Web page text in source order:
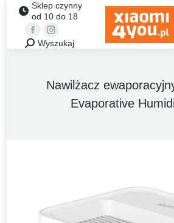
Sklep czynny
od 10 do 18
FacebookInstagram
Szukaj:Wyszukaj
Nawilżacz
Evaporative